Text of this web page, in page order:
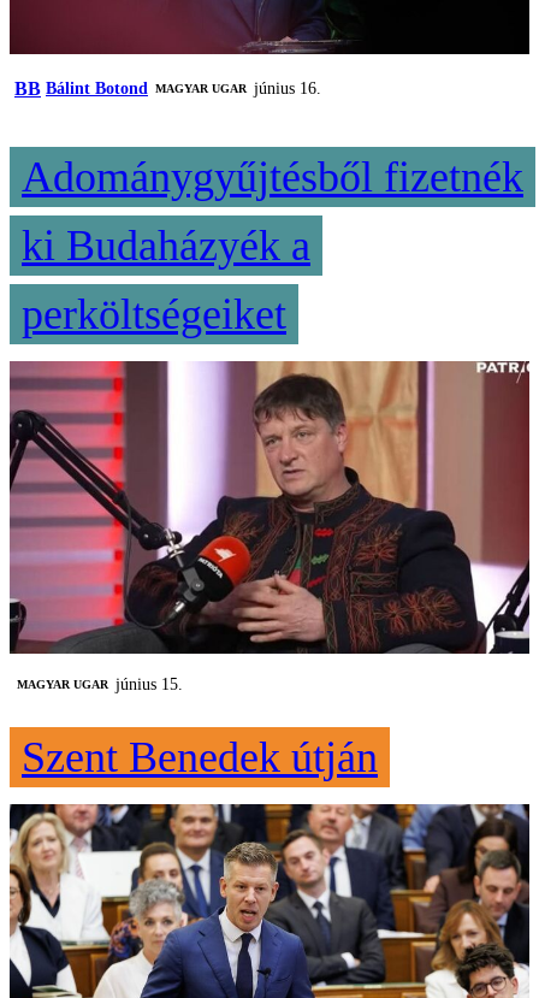
BB Bálint Botond MAGYAR UGAR június 16.
Adománygyűjtésből fizetnék
ki Budaházyék a
perköltségeiket
MAGYAR UGAR június 15.
Szent Benedek útján